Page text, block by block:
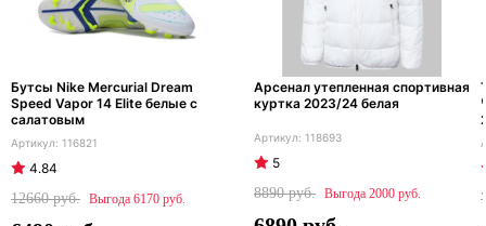
Бутсы Nike Mercurial Dream
Speed Vapor 14 Elite белые с
салатовым
116821
4.84
12660
6170
Арсенал утепленная спортивная
куртка 2023/24 белая
118693
5
8890
2000